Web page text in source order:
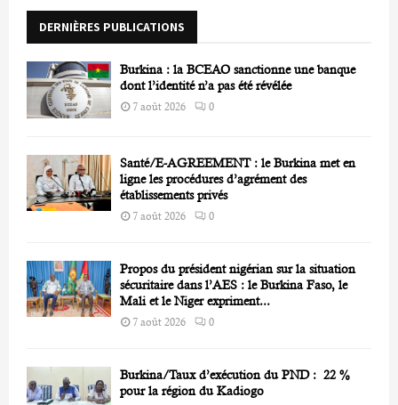
r
DERNIÈRES PUBLICATIONS
Burkina : la BCEAO sanctionne une banque
dont l’identité n’a pas été révélée
7 août 2026 0
Santé/E-AGREEMENT : le Burkina met en
ligne les procédures d’agrément des
établissements privés
7 août 2026 0
Propos du président nigérian sur la situation
sécuritaire dans l’AES : le Burkina Faso, le
Mali et le Niger expriment...
7 août 2026 0
Burkina/Taux d’exécution du PND : 22 %
pour la région du Kadiogo